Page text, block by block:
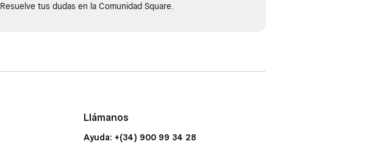
Resuelve tus dudas en la Comunidad Square.
Llámanos
Ayuda: +(34) 900 99 34 28